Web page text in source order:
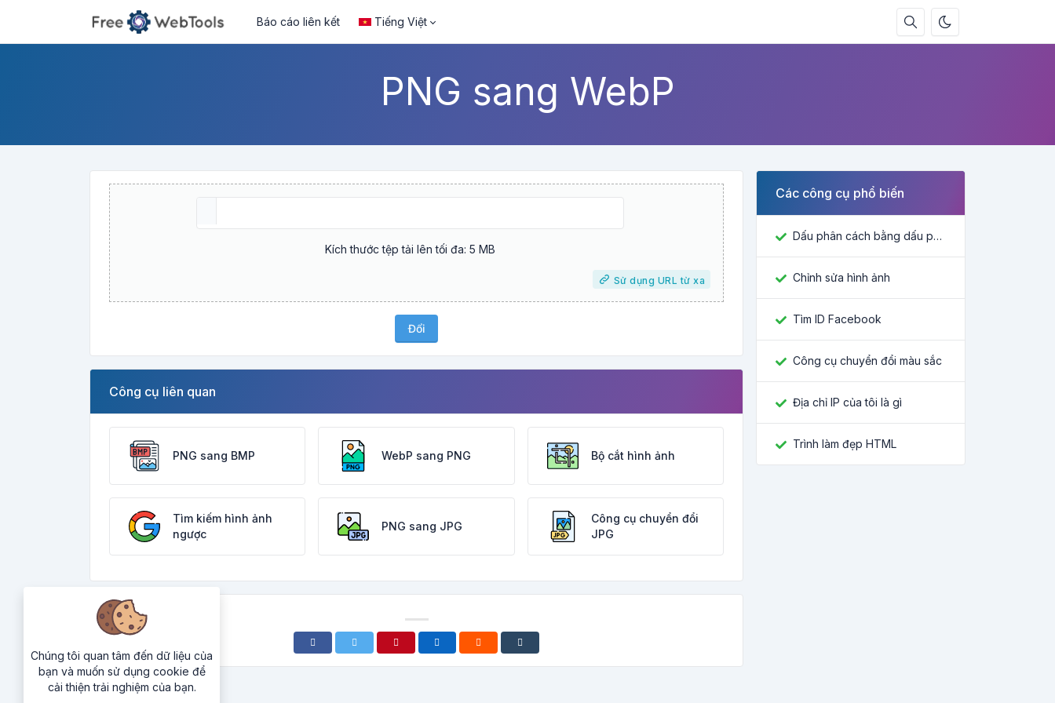
Báo cáo liên kết Tiếng Việt
PNG sang WebP
Kích thước tệp tải lên tối đa: 5 MB
Sử dụng URL từ xa
Đổi
Công cụ liên quan
PNG sang BMP WebP sang PNG Bộ cắt hình ảnh
Tìm kiếm hình ảnh
ngược
PNG sang JPG
Công cụ chuyển đổi
JPG
Các công cụ phổ biến
Dấu phân cách bằng dấu phẩy
Chỉnh sửa hình ảnh
Tìm ID Facebook
Công cụ chuyển đổi màu sắc
Địa chỉ IP của tôi là gì
Trình làm đẹp HTML
Chúng tôi quan tâm đến dữ liệu của
bạn và muốn sử dụng cookie để
cải thiện trải nghiệm của bạn.